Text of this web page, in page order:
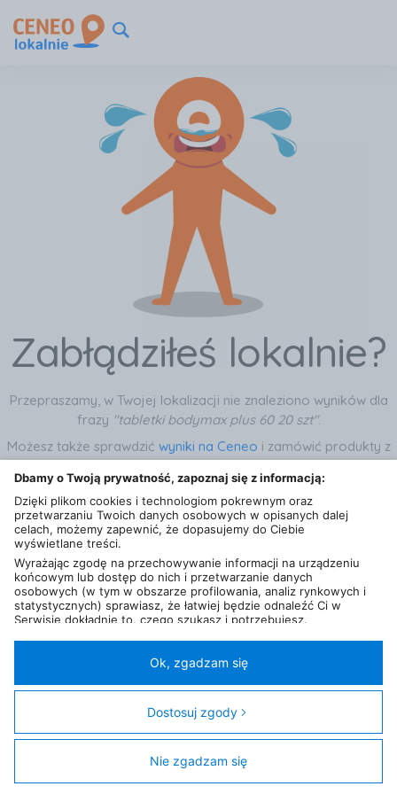
Zabłądziłeś lokalnie?
Przepraszamy, w Twojej lokalizacji nie znaleziono wyników dla
frazy "tabletki bodymax plus 60 20 szt".
Możesz także sprawdzić wyniki na Ceneo i zamówić produkty z
dostawą do Twojego domu.
Wróć na stronę główną
Ceneo.pl sp. z o.o.
Kategorie
Miasta Sklepy FAQ Regulamin
orPolityka prywatności
Dbamy o Twoją prywatność, zapoznaj się z informacją:
Dzięki plikom cookies i technologiom pokrewnym oraz
przetwarzaniu Twoich danych osobowych w opisanych dalej
celach, możemy zapewnić, że dopasujemy do Ciebie
wyświetlane treści.
Wyrażając zgodę na przechowywanie informacji na urządzeniu
końcowym lub dostęp do nich i przetwarzanie danych
osobowych (w tym w obszarze profilowania, analiz rynkowych i
statystycznych) sprawiasz, że łatwiej będzie odnaleźć Ci w
Serwisie dokładnie to, czego szukasz i potrzebujesz.
internetowy, dane przeglądania)nasi partnerzy (129 partnerów)
Twoja zgoda jest dobrowolna i obejmuje przetwarzanie danych
osobowych w celach: prezentowania spersonalizowanych treści i
reklam oraz ich pomiaru, tworzenia statystyk, poprawy
funkcjonalności strony, ułatwienia korzystania z naszych stron.
Zgoda obejmuje także wyszczególnione cele (wg standardu i
klasyfikacji IAB Europe) dla Zaufanych Partnerów IAB: 1)
Ok, zgadzam się
Dostosuj zgody
Nie zgadzam się